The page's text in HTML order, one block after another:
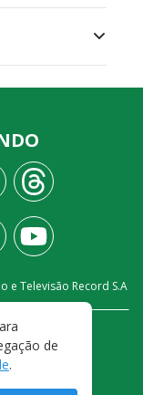
e Televisão Record S.A
de
.